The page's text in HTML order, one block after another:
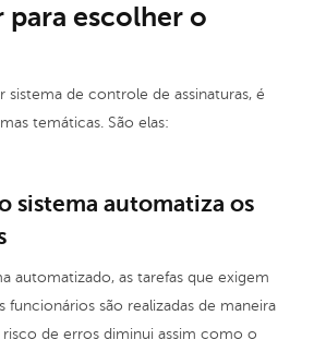
para escolher o
sistema de controle de assinaturas, é
temáticas. São elas:
sistema automatiza os
automatizado, as tarefas que exigem
são realizadas de maneira
de erros diminui assim como o